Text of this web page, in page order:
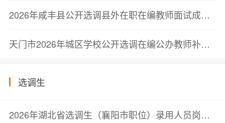
2026年咸丰县公开选调县外在职在编教师面试成绩及总成绩公示
天门市2026年城区学校公开选调在编公办教师补充公告
选调生
2026年湖北省选调生（襄阳市职位）录用人员岗前培训公告